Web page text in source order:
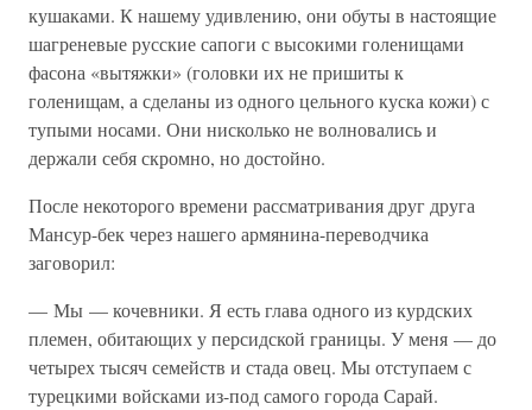
кушаками. К нашему удивлению, они обуты в настоящие
шагреневые русские сапоги с высокими голенищами
фасона «вытяжки» (головки их не пришиты к
голенищам, а сделаны из одного цельного куска кожи) с
тупыми носами. Они нисколько не волновались и
держали себя скромно, но достойно.
После некоторого времени рассматривания друг друга
Мансур-бек через нашего армянина-переводчика
заговорил:
— Мы — кочевники. Я есть глава одного из курдских
племен, обитающих у персидской границы. У меня — до
четырех тысяч семейств и стада овец. Мы отступаем с
турецкими войсками из-под самого города Сарай.